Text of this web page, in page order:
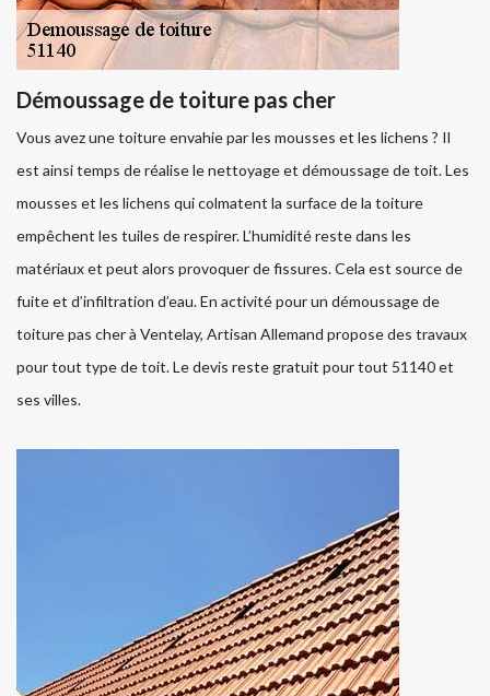
Démoussage de toiture pas cher
Vous avez une toiture envahie par les mousses et les lichens ? Il
est ainsi temps de réalise le nettoyage et démoussage de toit. Les
mousses et les lichens qui colmatent la surface de la toiture
empêchent les tuiles de respirer. L’humidité reste dans les
matériaux et peut alors provoquer de fissures. Cela est source de
fuite et d’infiltration d’eau. En activité pour un démoussage de
toiture pas cher à Ventelay, Artisan Allemand propose des travaux
pour tout type de toit. Le devis reste gratuit pour tout 51140 et
ses villes.